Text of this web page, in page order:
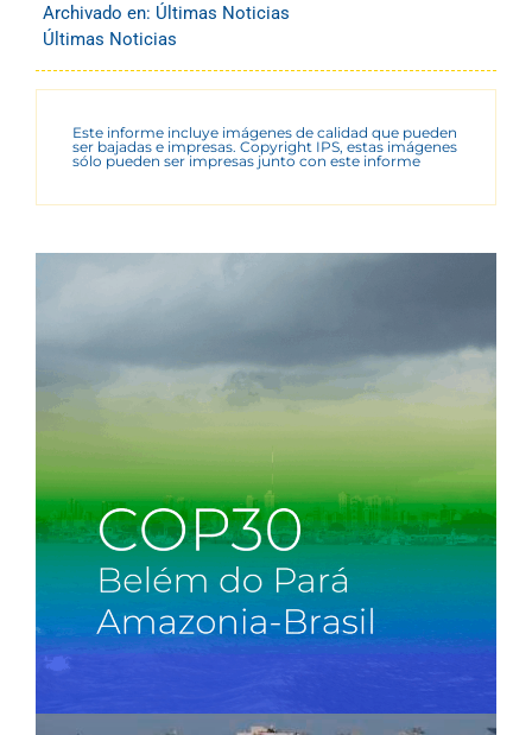
Archivado en: Últimas Noticias
Últimas Noticias
Este informe incluye imágenes de calidad que pueden
ser bajadas e impresas. Copyright IPS, estas imágenes
sólo pueden ser impresas junto con este informe